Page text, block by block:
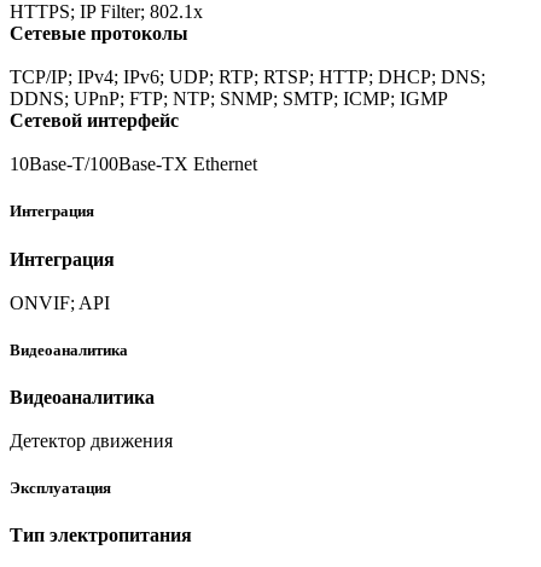
HTTPS; IP Filter; 802.1x
Сетевые протоколы
TCP/IP; IPv4; IPv6; UDP; RTP; RTSP; HTTP; DHCP; DNS;
DDNS; UPnP; FTP; NTP; SNMP; SMTP; ICMP; IGMP
Сетевой интерфейс
10Base-T/100Base-TX Ethernet
Интеграция
Интеграция
ONVIF; API
Видеоаналитика
Видеоаналитика
Детектор движения
Эксплуатация
Тип электропитания